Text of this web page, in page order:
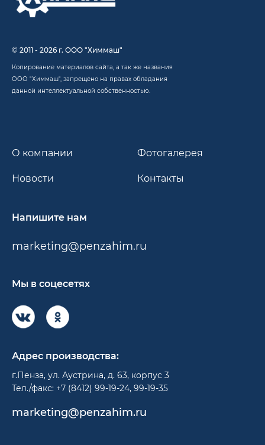
© 2011 - 2026 г. ООО "Химмаш"
Копирование материалов сайта, а так же названия
ООО "Химмаш", запрещено на правах обладания
данной интеллектуальной собственностью.
О компании
Новости
Фотогалерея
Контакты
Напишите нам
marketing@penzahim.ru
Мы в соцесетях
Адрес производства:
г.Пенза, ул. Аустрина, д. 63, корпус 3
Тел./факс: +7 (8412) 99-19-24, 99-19-35
marketing@penzahim.ru